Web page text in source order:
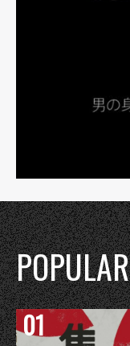
POPULAR